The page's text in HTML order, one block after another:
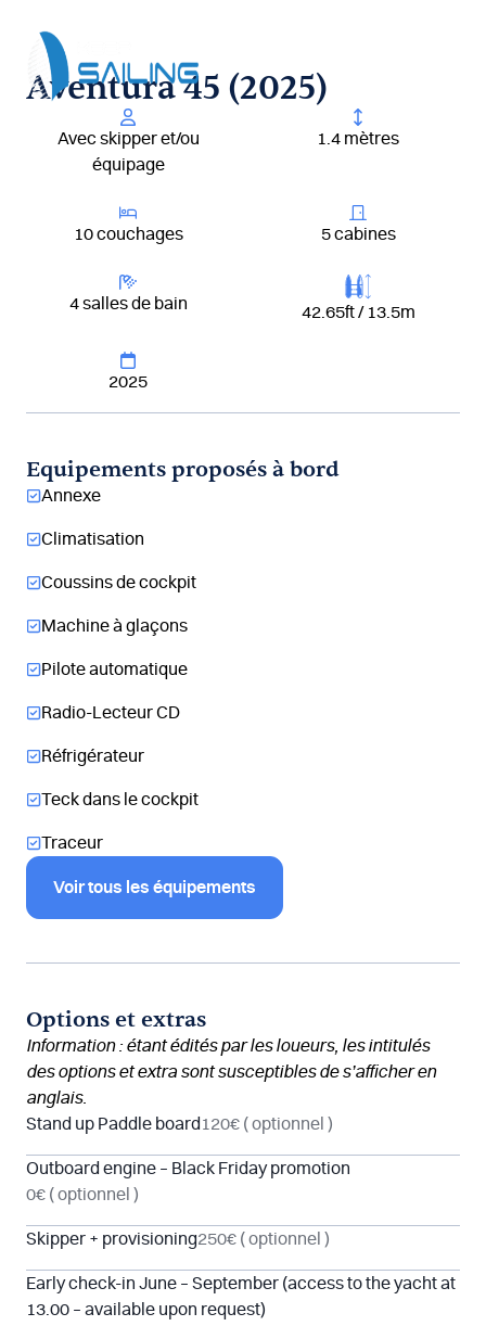
contenu
Aventura 45 (2025)
Avec skipper et/ou
équipage
1.4 mètres
10 couchages 5 cabines
4 salles de bain 42.65ft / 13.5m
2025
Equipements proposés à bord
Annexe
Climatisation
Coussins de cockpit
Machine à glaçons
Pilote automatique
Radio-Lecteur CD
Réfrigérateur
Teck dans le cockpit
Traceur
Voir tous les équipements
Options et extras
Information : étant édités par les loueurs, les intitulés
des options et extra sont susceptibles de s’afficher en
anglais.
Stand up Paddle board 120€ ( optionnel )
Outboard engine – Black Friday promotion
0€ ( optionnel )
Skipper + provisioning250€ ( optionnel )
Early check-in June – September (access to the yacht at
13.00 – available upon request)